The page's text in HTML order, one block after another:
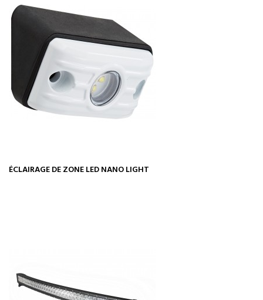
ÉCLAIRAGE DE ZONE LED NANO LIGHT